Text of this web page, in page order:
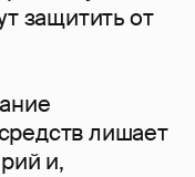
защитить от
лишает
и,